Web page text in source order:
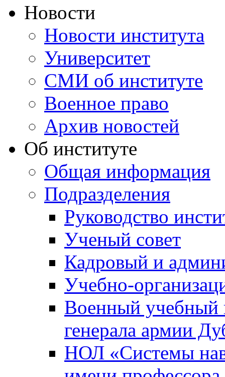
Новости
Новости института
Университет
СМИ об институте
Военное право
Архив новостей
Об институте
Общая информация
Подразделения
Руководство
Ученый совет
Кадровый и
Учебно-
Военный учебный
генерала армии
НОЛ «Системы